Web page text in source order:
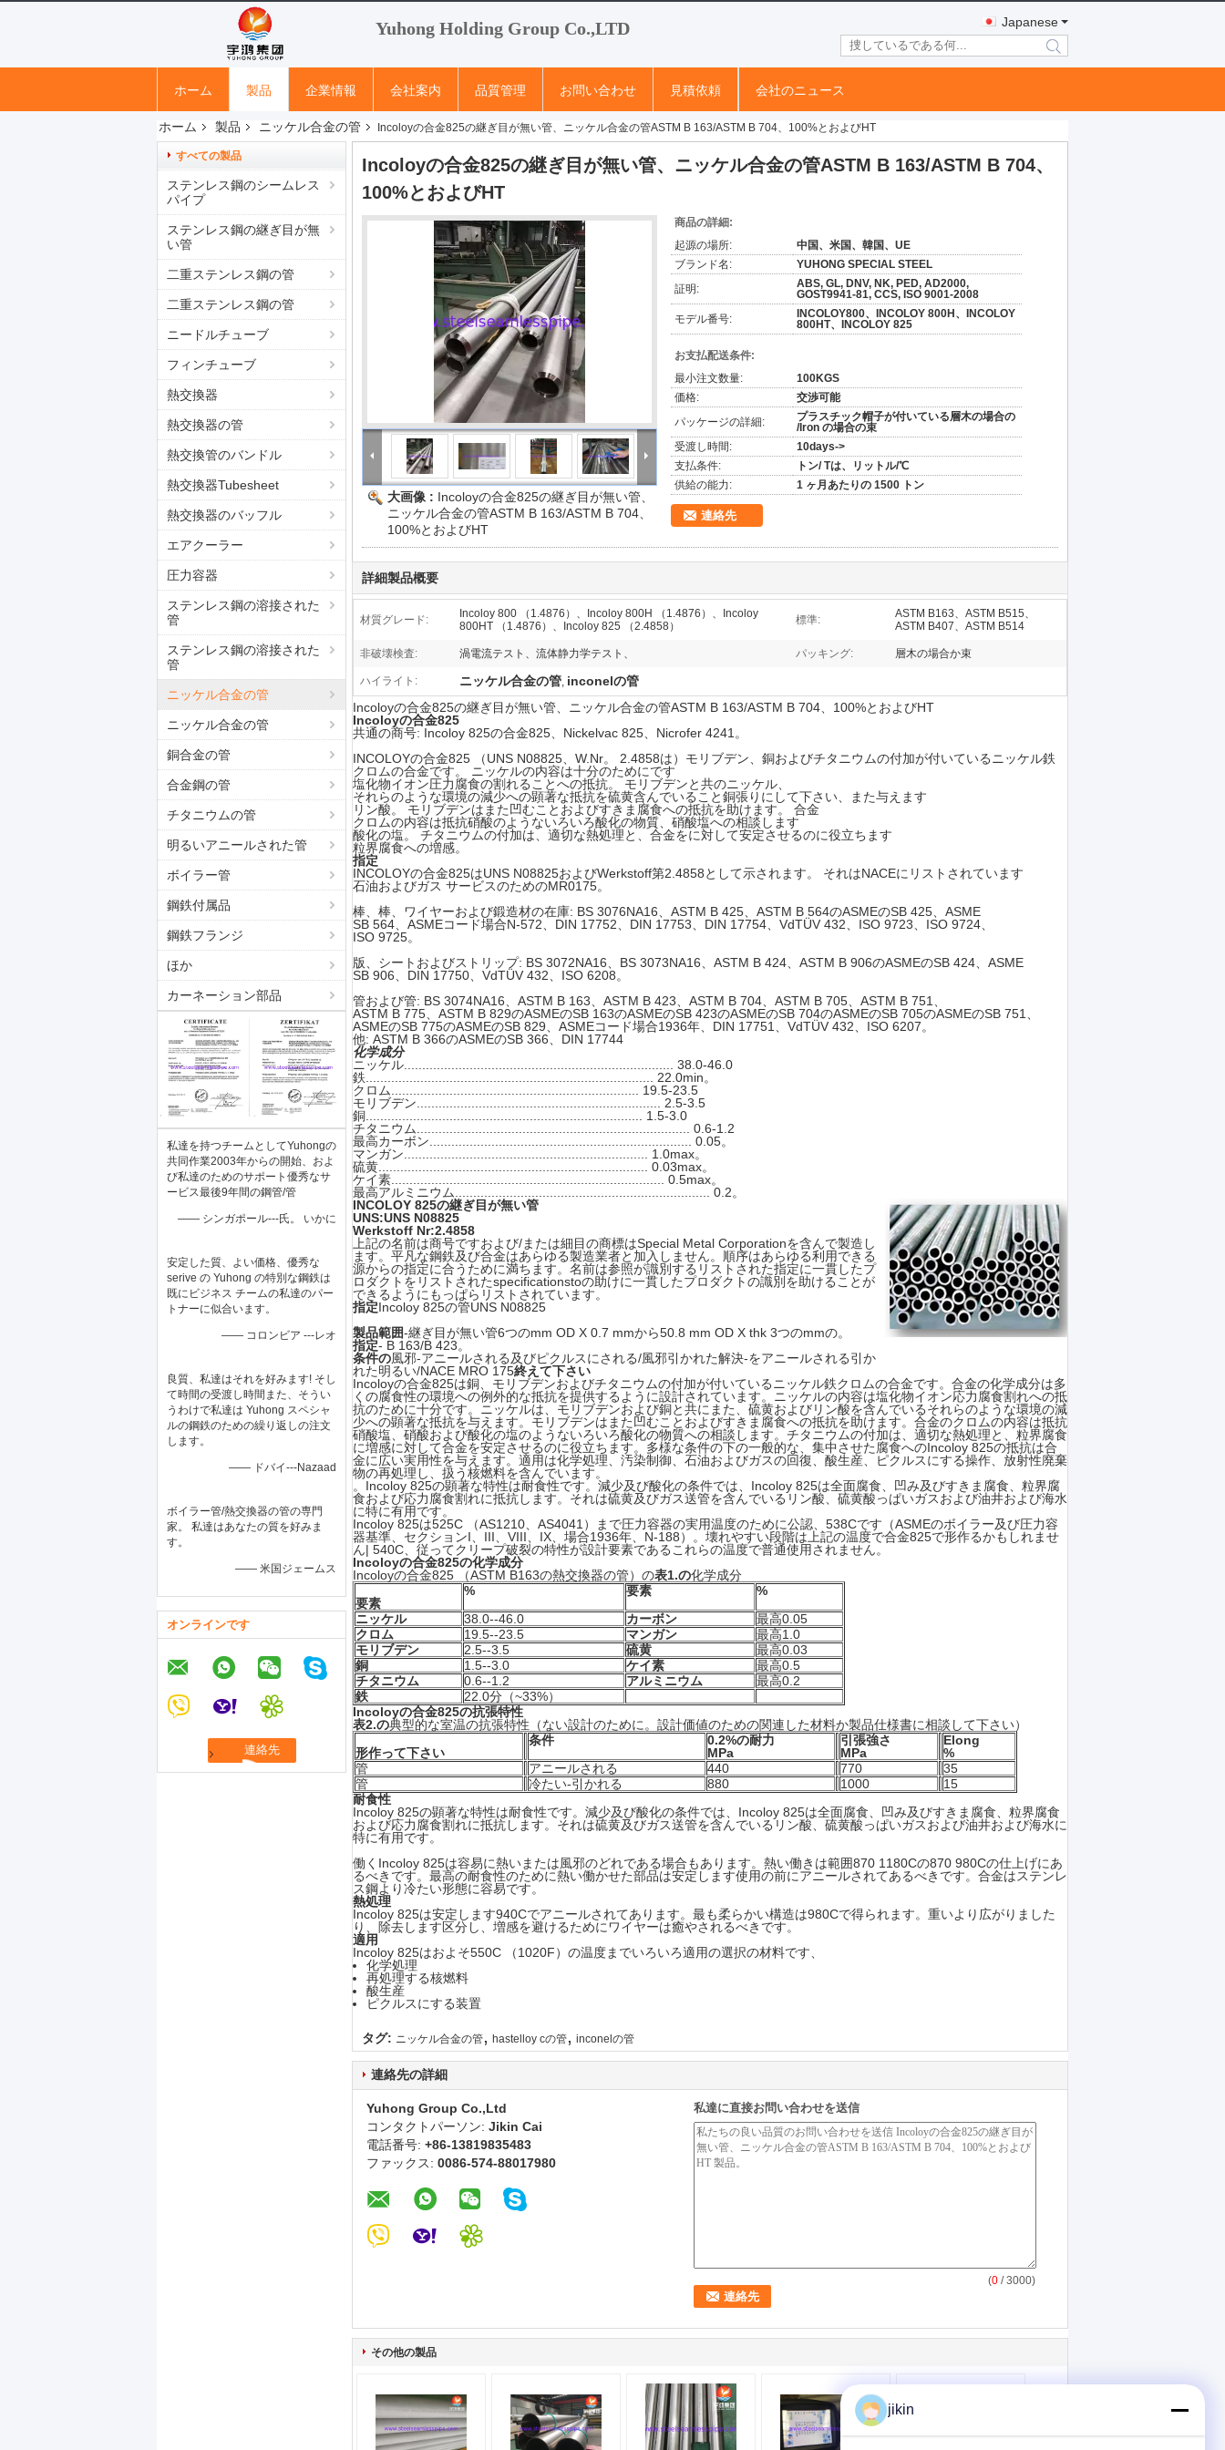
Yuhong Holding Group Co.,LTD Japanese
search
ホーム 製品 企業情報 会社案内 品質管理 お問い合わせ 見積依頼 会社のニュース
ホーム 製品 ニッケル合金の管 Incoloyの合金825の継ぎ目が無い管、ニッケル合金の管ASTM B 163/ASTM B 704、100%とおよびHT
すべての製品
ステンレス鋼のシームレス
パイプ
ステンレス鋼の継ぎ目が無
い管
二重ステンレス鋼の管
二重ステンレス鋼の管
ニードルチューブ
フィンチューブ
熱交換器
熱交換器の管
熱交換管のバンドル
熱交換器Tubesheet
熱交換器のバッフル
エアクーラー
圧力容器
ステンレス鋼の溶接された
管
ステンレス鋼の溶接された
管
ニッケル合金の管
ニッケル合金の管
銅合金の管
合金鋼の管
チタニウムの管
明るいアニールされた管
ボイラー管
鋼鉄付属品
鋼鉄フランジ
ほか
カーネーション部品
私達を持つチームとしてYuhongの
共同作業2003年からの開始、およ
び私達のためのサポート優秀なサ
ービス最後9年間の鋼管/管
—— シンガポール---氏。 いかに
安定した質、よい価格、優秀な
serive の Yuhong の特別な鋼鉄は
既にビジネス チームの私達のパー
トナーに似合います。
—— コロンビア ---レオ
良質、私達はそれを好みます! そし
て時間の受渡し時間また、そうい
うわけで私達は Yuhong スペシャ
ルの鋼鉄のための繰り返しの注文
します。
—— ドバイ---Nazaad
ボイラー管/熱交換器の管の専門
家。 私達はあなたの質を好みま
す。
—— 米国ジェームス
オンラインです
Incoloyの合金825の継ぎ目が無い管、ニッケル合金の管ASTM B 163/ASTM B 704、
100%とおよびHT
大画像 : Incoloyの合金825の継ぎ目が無い管、
ニッケル合金の管ASTM B 163/ASTM B 704、
100%とおよびHT
商品の詳細:
起源の場所:
中国、米国、韓国、UE
ブランド名:
YUHONG SPECIAL STEEL
証明:
ABS, GL, DNV, NK, PED, AD2000,
GOST9941-81, CCS, ISO 9001-2008
モデル番号:
INCOLOY800、INCOLOY 800H、INCOLOY
800HT、INCOLOY 825
お支払配送条件:
最小注文数量:
100KGS
価格:
交渉可能
パッケージの詳細:
プラスチック帽子が付いている層木の場合の
/Iron の場合の束
受渡し時間:
10days->
支払条件:
トン/ Tは、リットル/℃
供給の能力:
1 ヶ月あたりの 1500 トン
連絡先
詳細製品概要
材質グレード:
Incoloy 800 （1.4876）、Incoloy 800H （1.4876）、Incoloy
800HT （1.4876）、Incoloy 825 （2.4858）
標準:
ASTM B163、ASTM B515、
ASTM B407、ASTM B514
非破壊検査: 渦電流テスト、流体静力学テスト、 パッキング: 層木の場合か束
ハイライト: ニッケル合金の管, inconelの管
Incoloyの合金825の継ぎ目が無い管、ニッケル合金の管ASTM B 163/ASTM B 704、100%とおよびHT
Incoloyの合金825
共通の商号: Incoloy 825の合金825、Nickelvac 825、Nicrofer 4241。
INCOLOYの合金825 （UNS N08825、W.Nr。 2.4858は）モリブデン、銅およびチタニウムの付加が付いているニッケル鉄
クロムの合金です。 ニッケルの内容は十分のためにです
塩化物イオン圧力腐食の割れることへの抵抗。 モリブデンと共のニッケル、
それらのような環境の減少への顕著な抵抗を硫黄含んでいること銅張りにして下さい、また与えます
リン酸。 モリブデンはまた凹むことおよびすきま腐食への抵抗を助けます。 合金
クロムの内容は抵抗硝酸のようないろいろ酸化の物質、硝酸塩への相談します
酸化の塩。 チタニウムの付加は、適切な熱処理と、合金をに対して安定させるのに役立ちます
粒界腐食への増感。
指定
INCOLOYの合金825はUNS N08825およびWerkstoff第2.4858として示されます。 それはNACEにリストされています
石油およびガス サービスのためのMR0175。
棒、棒、ワイヤーおよび鍛造材の在庫: BS 3076NA16、ASTM B 425、ASTM B 564のASMEのSB 425、ASME
SB 564、ASMEコード場合N-572、DIN 17752、DIN 17753、DIN 17754、VdTÜV 432、ISO 9723、ISO 9724、
ISO 9725。
版、シートおよびストリップ: BS 3072NA16、BS 3073NA16、ASTM B 424、ASTM B 906のASMEのSB 424、ASME
SB 906、DIN 17750、VdTÜV 432、ISO 6208。
管および管: BS 3074NA16、ASTM B 163、ASTM B 423、ASTM B 704、ASTM B 705、ASTM B 751、
ASTM B 775、ASTM B 829のASMEのSB 163のASMEのSB 423のASMEのSB 704のASMEのSB 705のASMEのSB 751、
ASMEのSB 775のASMEのSB 829、ASMEコード場合1936年、DIN 17751、VdTÜV 432、ISO 6207。
他: ASTM B 366のASMEのSB 366、DIN 17744
化学成分
ニッケル.......................................................................... 38.0-46.0
鉄............................................................................... 22.0min。
クロム.................................................................... 19.5-23.5
モリブデン................................................................... 2.5-3.5
銅............................................................................ 1.5-3.0
チタニウム........................................................................... 0.6-1.2
最高カーボン........................................................................ 0.05。
マンガン................................................................... 1.0max。
硫黄.......................................................................... 0.03max。
ケイ素........................................................................... 0.5max。
最高アルミニウム...................................................................... 0.2。
INCOLOY 825の継ぎ目が無い管
UNS:UNS N08825
Werkstoff Nr:2.4858
上記の名前は商号ですおよび/または細目の商標はSpecial Metal Corporationを含んで製造し
ます。平凡な鋼鉄及び合金はあらゆる製造業者と加入しません。順序はあらゆる利用できる
源からの指定に合うために満ちます。名前は参照が識別するリストされた指定に一貫したプ
ロダクトをリストされたspecificationstoの助けに一貫したプロダクトの識別を助けることが
できるようにもっぱらリストされています。
指定Incoloy 825の管UNS N08825
製品範囲-継ぎ目が無い管6つのmm OD X 0.7 mmから50.8 mm OD X thk 3つのmmの。
指定- B 163/B 423。
条件の風邪-アニールされる及びピクルスにされる/風邪引かれた解決-をアニールされる引か
れた明るい/NACE MRO 175終えて下さい
Incoloyの合金825は銅、モリブデンおよびチタニウムの付加が付いているニッケル鉄クロムの合金です。合金の化学成分は多
くの腐食性の環境への例外的な抵抗を提供するように設計されています。ニッケルの内容は塩化物イオン応力腐食割れへの抵
抗のために十分です。ニッケルは、モリブデンおよび銅と共にまた、硫黄およびリン酸を含んでいるそれらのような環境の減
少への顕著な抵抗を与えます。モリブデンはまた凹むことおよびすきま腐食への抵抗を助けます。合金のクロムの内容は抵抗
硝酸塩、硝酸および酸化の塩のようないろいろ酸化の物質への相談します。チタニウムの付加は、適切な熱処理と、粒界腐食
に増感に対して合金を安定させるのに役立ちます。多様な条件の下の一般的な、集中させた腐食へのIncoloy 825の抵抗は合
金に広い実用性を与えます。適用は化学処理、汚染制御、石油およびガスの回復、酸生産、ピクルスにする操作、放射性廃棄
物の再処理し、扱う核燃料を含んでいます。
。Incoloy 825の顕著な特性は耐食性です。減少及び酸化の条件では、Incoloy 825は全面腐食、凹み及びすきま腐食、粒界腐
食および応力腐食割れに抵抗します。それは硫黄及びガス送管を含んでいるリン酸、硫黄酸っぱいガスおよび油井および海水
に特に有用です。
Incoloy 825は525C （AS1210、AS4041）まで圧力容器の実用温度のために公認、538Cです（ASMEのボイラー及び圧力容
器基準、セクションI、III、VIII、IX、場合1936年、N-188）。壊れやすい段階は上記の温度で合金825で形作るかもしれませ
ん| 540C、従ってクリープ破裂の特性が設計要素であるこれらの温度で普通使用されません。
Incoloyの合金825の化学成分
Incoloyの合金825 （ASTM B163の熱交換器の管）の表1.の化学成分
要素
% 要素
%
ニッケル
38.0--46.0 カーボン
最高0.05
クロム
19.5--23.5 マンガン
最高1.0
モリブデン
2.5--3.5 硫黄
最高0.03
銅
1.5--3.0 ケイ素
最高0.5
チタニウム
0.6--1.2 アルミニウム
最高0.2
鉄
22.0分（~33%）
Incoloyの合金825の抗張特性
表2.の典型的な室温の抗張特性（ない設計のために。設計価値のための関連した材料か製品仕様書に相談して下さい）
形作って下さい
条件
0.2%の耐力
MPa
引張強さ
MPa
Elong
%
管
アニールされる 440 770
35
管
冷たい-引かれる 880 1000
15
耐食性
Incoloy 825の顕著な特性は耐食性です。減少及び酸化の条件では、Incoloy 825は全面腐食、凹み及びすきま腐食、粒界腐食
および応力腐食割れに抵抗します。それは硫黄及びガス送管を含んでいるリン酸、硫黄酸っぱいガスおよび油井および海水に
特に有用です。
働くIncoloy 825は容易に熱いまたは風邪のどれである場合もあります。熱い働きは範囲870 1180Cの870 980Cの仕上げにあ
るべきです。最高の耐食性のために熱い働かせた部品は安定します使用の前にアニールされてあるべきです。合金はステンレ
ス鋼より冷たい形態に容易です。
熱処理
Incoloy 825は安定します940Cでアニールされてあります。最も柔らかい構造は980Cで得られます。重いより広がりました
り、除去します区分し、増感を避けるためにワイヤーは癒やされるべきです。
適用
Incoloy 825はおよそ550C （1020F）の温度までいろいろ適用の選択の材料です、
化学処理
再処理する核燃料
酸生産
ピクルスにする装置
タグ: ニッケル合金の管, hastelloy cの管, inconelの管
連絡先の詳細
Yuhong Group Co.,Ltd
コンタクトパーソン: Jikin Cai
電話番号: +86-13819835483
ファックス: 0086-574-88017980
私達に直接お問い合わせを送信
(0 / 3000)
その他の製品
jikin